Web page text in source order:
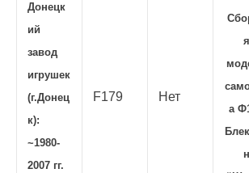
Донецк
ий
завод
игрушек
(г.Донец
к):
~1980-
2007 гг.
F179 Нет
я
а
н